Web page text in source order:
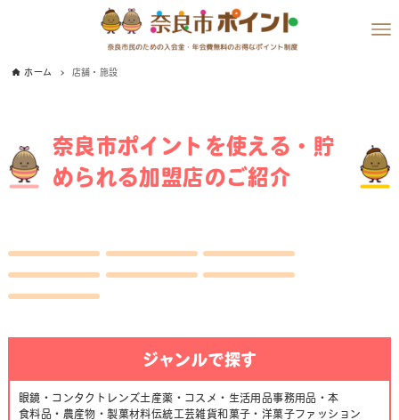
ホーム 店舗・施設
奈良市ポイントを使える・貯
められる加盟店のご紹介
ジャンルで探す
眼鏡・コンタクトレンズ土産薬・コスメ・生活用品事務用品・本
食料品・農産物・製菓材料伝統工芸雑貨和菓子・洋菓子ファッション